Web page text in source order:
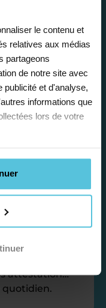
le contenu et
relatives aux médias
partageons
de notre site avec
publicité et d'analyse,
informations que
lors de votre
votre
de votre profil,
flexibilité.
de tout
de famille
attestation…
quotidien.